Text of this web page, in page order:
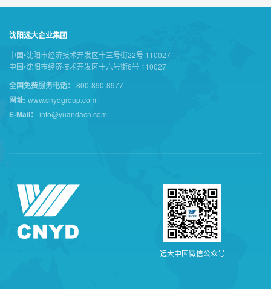
沈阳远大企业集团
中国•沈阳市经济技术开发区十三号街22号 110027
中国•沈阳市经济技术开发区十六号街6号 110027
全国免费服务电话： 800-890-8977
网址: www.cnydgroup.com
E-Mail： info@yuandacn.com
远大中 国微信公众号